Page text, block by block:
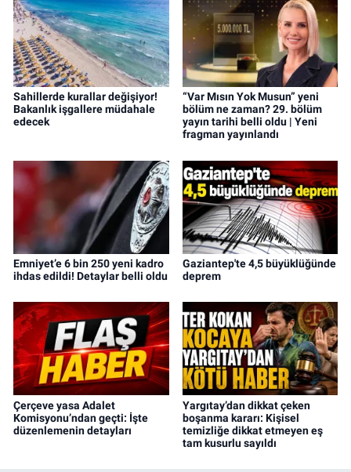
Sahillerde kurallar değişiyor!
Bakanlık işgallere müdahale
edecek
“Var Mısın Yok Musun” yeni
bölüm ne zaman? 29. bölüm
yayın tarihi belli oldu | Yeni
fragman yayınlandı
Emniyet’e 6 bin 250 yeni kadro
ihdas edildi! Detaylar belli oldu
Gaziantep'te 4,5 büyüklüğünde
deprem
Çerçeve yasa Adalet
Komisyonu’ndan geçti: İşte
düzenlemenin detayları
Yargıtay’dan dikkat çeken
boşanma kararı: Kişisel
temizliğe dikkat etmeyen eş
tam kusurlu sayıldı